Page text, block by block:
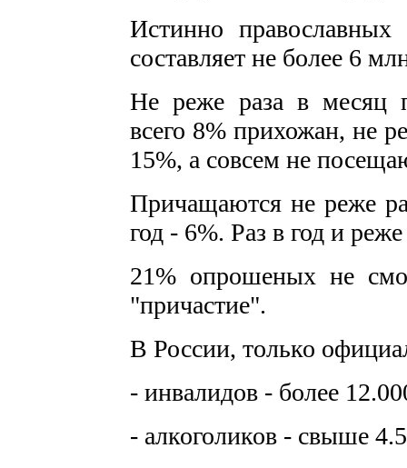
Истинно
составляет не более 6
Не реже раза в месяц
всего 8% прихожан, не
15%, а совсем не
Причащаются не реже
год - 6%. Раз в год и
21% опрошеных не
"причастие".
В России, только
- инвалидов - более
- алкоголиков - свыше